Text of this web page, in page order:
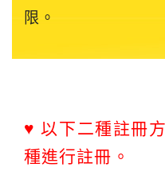
限。
♥ 以下二種註冊
種進行註冊。